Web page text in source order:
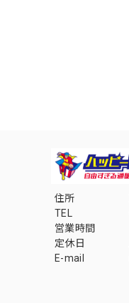
住所
TEL
営業時間
定休日
E-mail